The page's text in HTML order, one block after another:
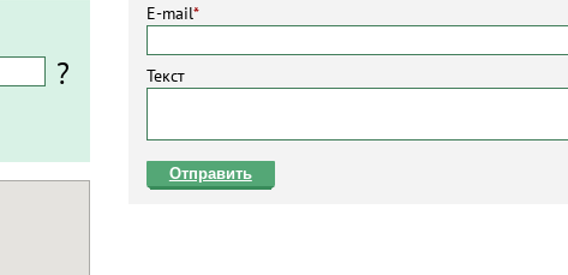
E-mail*
Текст
Отправить
?